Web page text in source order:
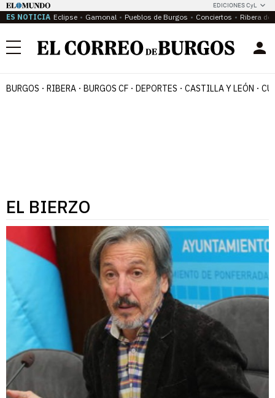
EDICIONES CyL
ES NOTICIA Eclipse Gamonal Pueblos de Burgos Conciertos Ribera del
Menú
BURGOS RIBERA BURGOS CF DEPORTES CASTILLA Y LEÓN
EL BIERZO